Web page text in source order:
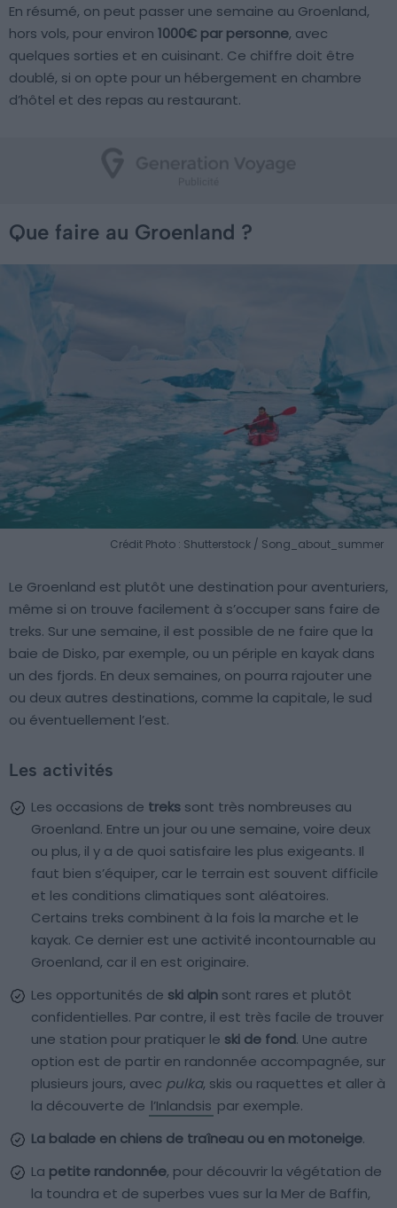
En résumé, on peut passer une semaine au Groenland,
hors vols, pour environ 1000€ par personne, avec
quelques sorties et en cuisinant. Ce chiffre doit être
doublé, si on opte pour un hébergement en chambre
d’hôtel et des repas au restaurant.
Que faire au Groenland ?
Crédit Photo : Shutterstock / Song_about_summer
Le Groenland est plutôt une destination pour aventuriers,
même si on trouve facilement à s’occuper sans faire de
treks. Sur une semaine, il est possible de ne faire que la
baie de Disko, par exemple, ou un périple en kayak dans
un des fjords. En deux semaines, on pourra rajouter une
ou deux autres destinations, comme la capitale, le sud
ou éventuellement l’est.
Les activités
Les occasions de treks sont très nombreuses au
Groenland. Entre un jour ou une semaine, voire deux
ou plus, il y a de quoi satisfaire les plus exigeants. Il
faut bien s’équiper, car le terrain est souvent difficile
et les conditions climatiques sont aléatoires.
Certains treks combinent à la fois la marche et le
kayak. Ce dernier est une activité incontournable au
Groenland, car il en est originaire.
Les opportunités de ski alpin sont rares et plutôt
confidentielles. Par contre, il est très facile de trouver
une station pour pratiquer le ski de fond. Une autre
option est de partir en randonnée accompagnée, sur
plusieurs jours, avec pulka, skis ou raquettes et aller à
la découverte de l’Inlandsis par exemple.
La balade en chiens de traîneau ou en motoneige.
La petite randonnée, pour découvrir la végétation de
la toundra et de superbes vues sur la Mer de Baffin,